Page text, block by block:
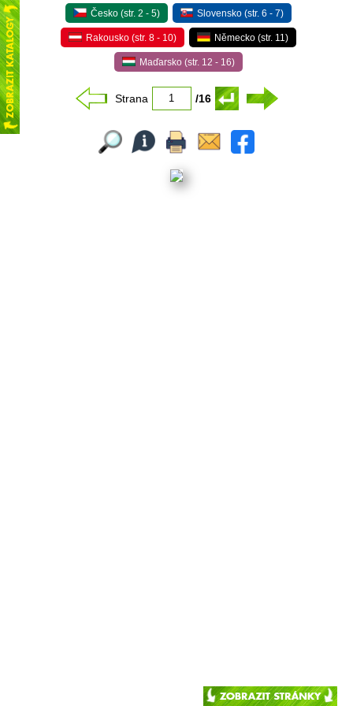
Česko (str. 2 - 5) Slovensko (str. 6 - 7)
Rakousko (str. 8 - 10) Německo (str. 11)
Maďarsko (str. 12 - 16)
Strana /16